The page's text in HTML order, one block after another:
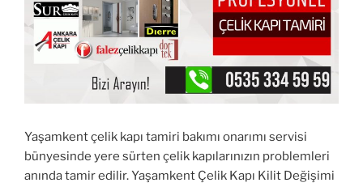
Yaşamkent çelik kapı tamiri bakımı onarımı servisi
bünyesinde yere sürten çelik kapılarınızın problemleri
anında tamir edilir. Yaşamkent Çelik Kapı Kilit Değişimi